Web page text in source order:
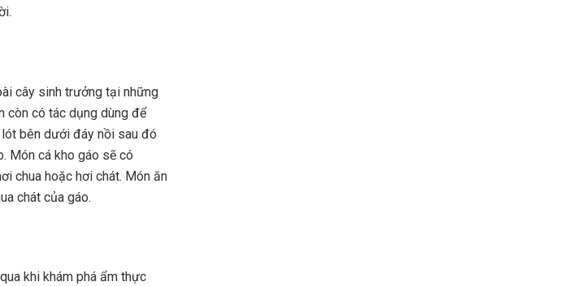
cây sinh trưởng tại những
còn có tác dụng dùng để
bên dưới đáy nồi sau đó
Món cá kho gáo sẽ có
chua hoặc hơi chát. Món ăn
chát của gáo.
khi khám phá ẩm thực